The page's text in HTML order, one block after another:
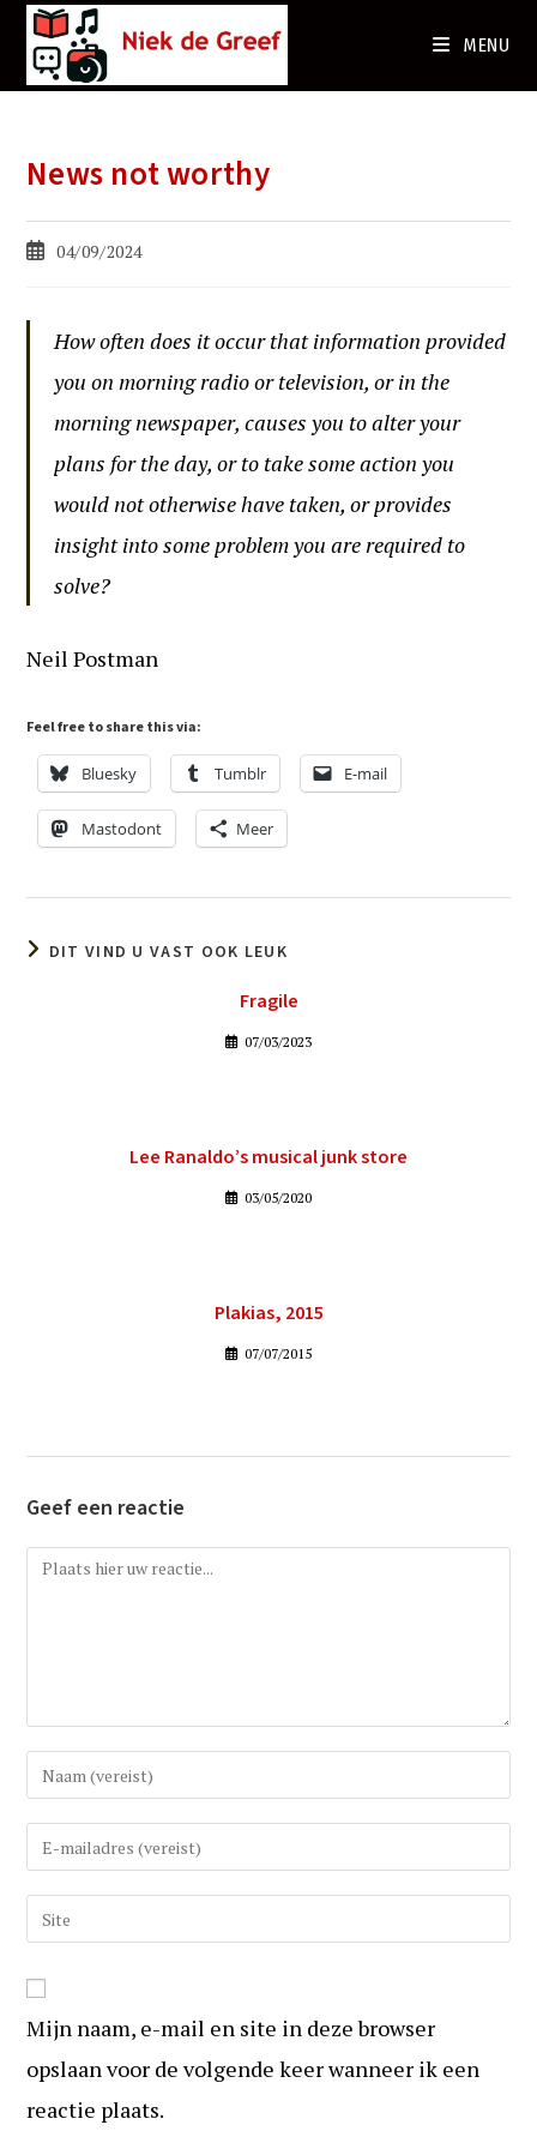
MENU
News not worthy
Bericht04/09/2024
How often does it occur that information provided
you on morning radio or television, or in the
morning newspaper, causes you to alter your
plans for the day, or to take some action you
would not otherwise have taken, or provides
insight into some problem you are required to
solve?
Neil Postman
Feel free to share this via:
Bluesky Tumblr E-mail
Mastodont Meer
DIT VIND U VAST OOK LEUK
Fragile
07/03/2023
Lee Ranaldo’s musical junk store
03/05/2020
Plakias, 2015
07/07/2015
Geef een reactie
Reactie
Vul
uw
(gebruikers)naam
om
Vul
uw
e-
mail
om
te
reageren
Vul
uw
URL
in
(optioneel)
Mijn naam, e-mail en site in deze browser
opslaan voor de volgende keer wanneer ik een
reactie plaats.